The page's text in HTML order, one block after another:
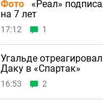
Фото
«Реал»
на 7 лет
17:12 1
Угальде
Даку в «Спартак»
16:53 2